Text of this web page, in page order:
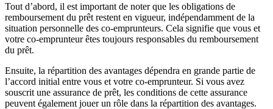
Tout d’abord, il est important de noter que les obligations de
remboursement du prêt restent en vigueur, indépendamment de la
situation personnelle des co-emprunteurs. Cela signifie que vous et
votre co-emprunteur êtes toujours responsables du remboursement
du prêt.
Ensuite, la répartition des avantages dépendra en grande partie de
l’accord initial entre vous et votre co-emprunteur. Si vous avez
souscrit une assurance de prêt, les conditions de cette assurance
peuvent également jouer un rôle dans la répartition des avantages.